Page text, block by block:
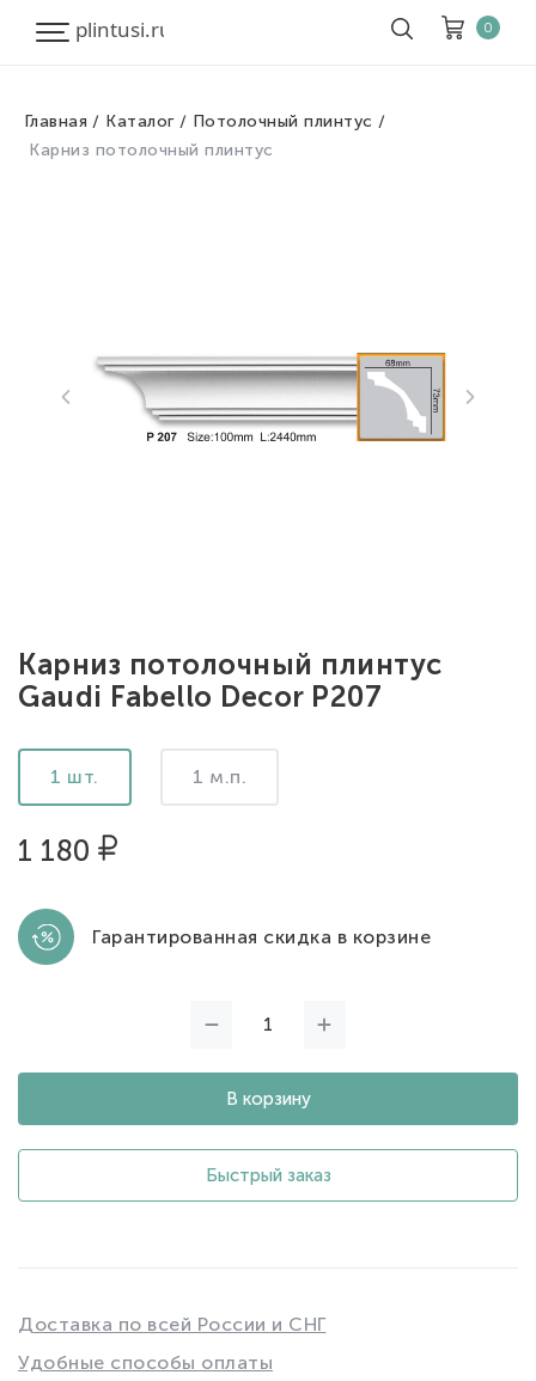
Корзина
0
Главная Каталог
Потолочный плинтус
Карниз потолочный плинтус
Карниз потолочный плинтус
Gaudi Fabello Decor P207
1 шт. 1 м.п.
1 180
Гарантированная скидка в корзине
В корзину
Быстрый заказ
Доставка по всей России и СНГ
Удобные способы оплаты